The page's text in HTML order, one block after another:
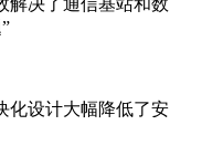
化设计大幅降低了安